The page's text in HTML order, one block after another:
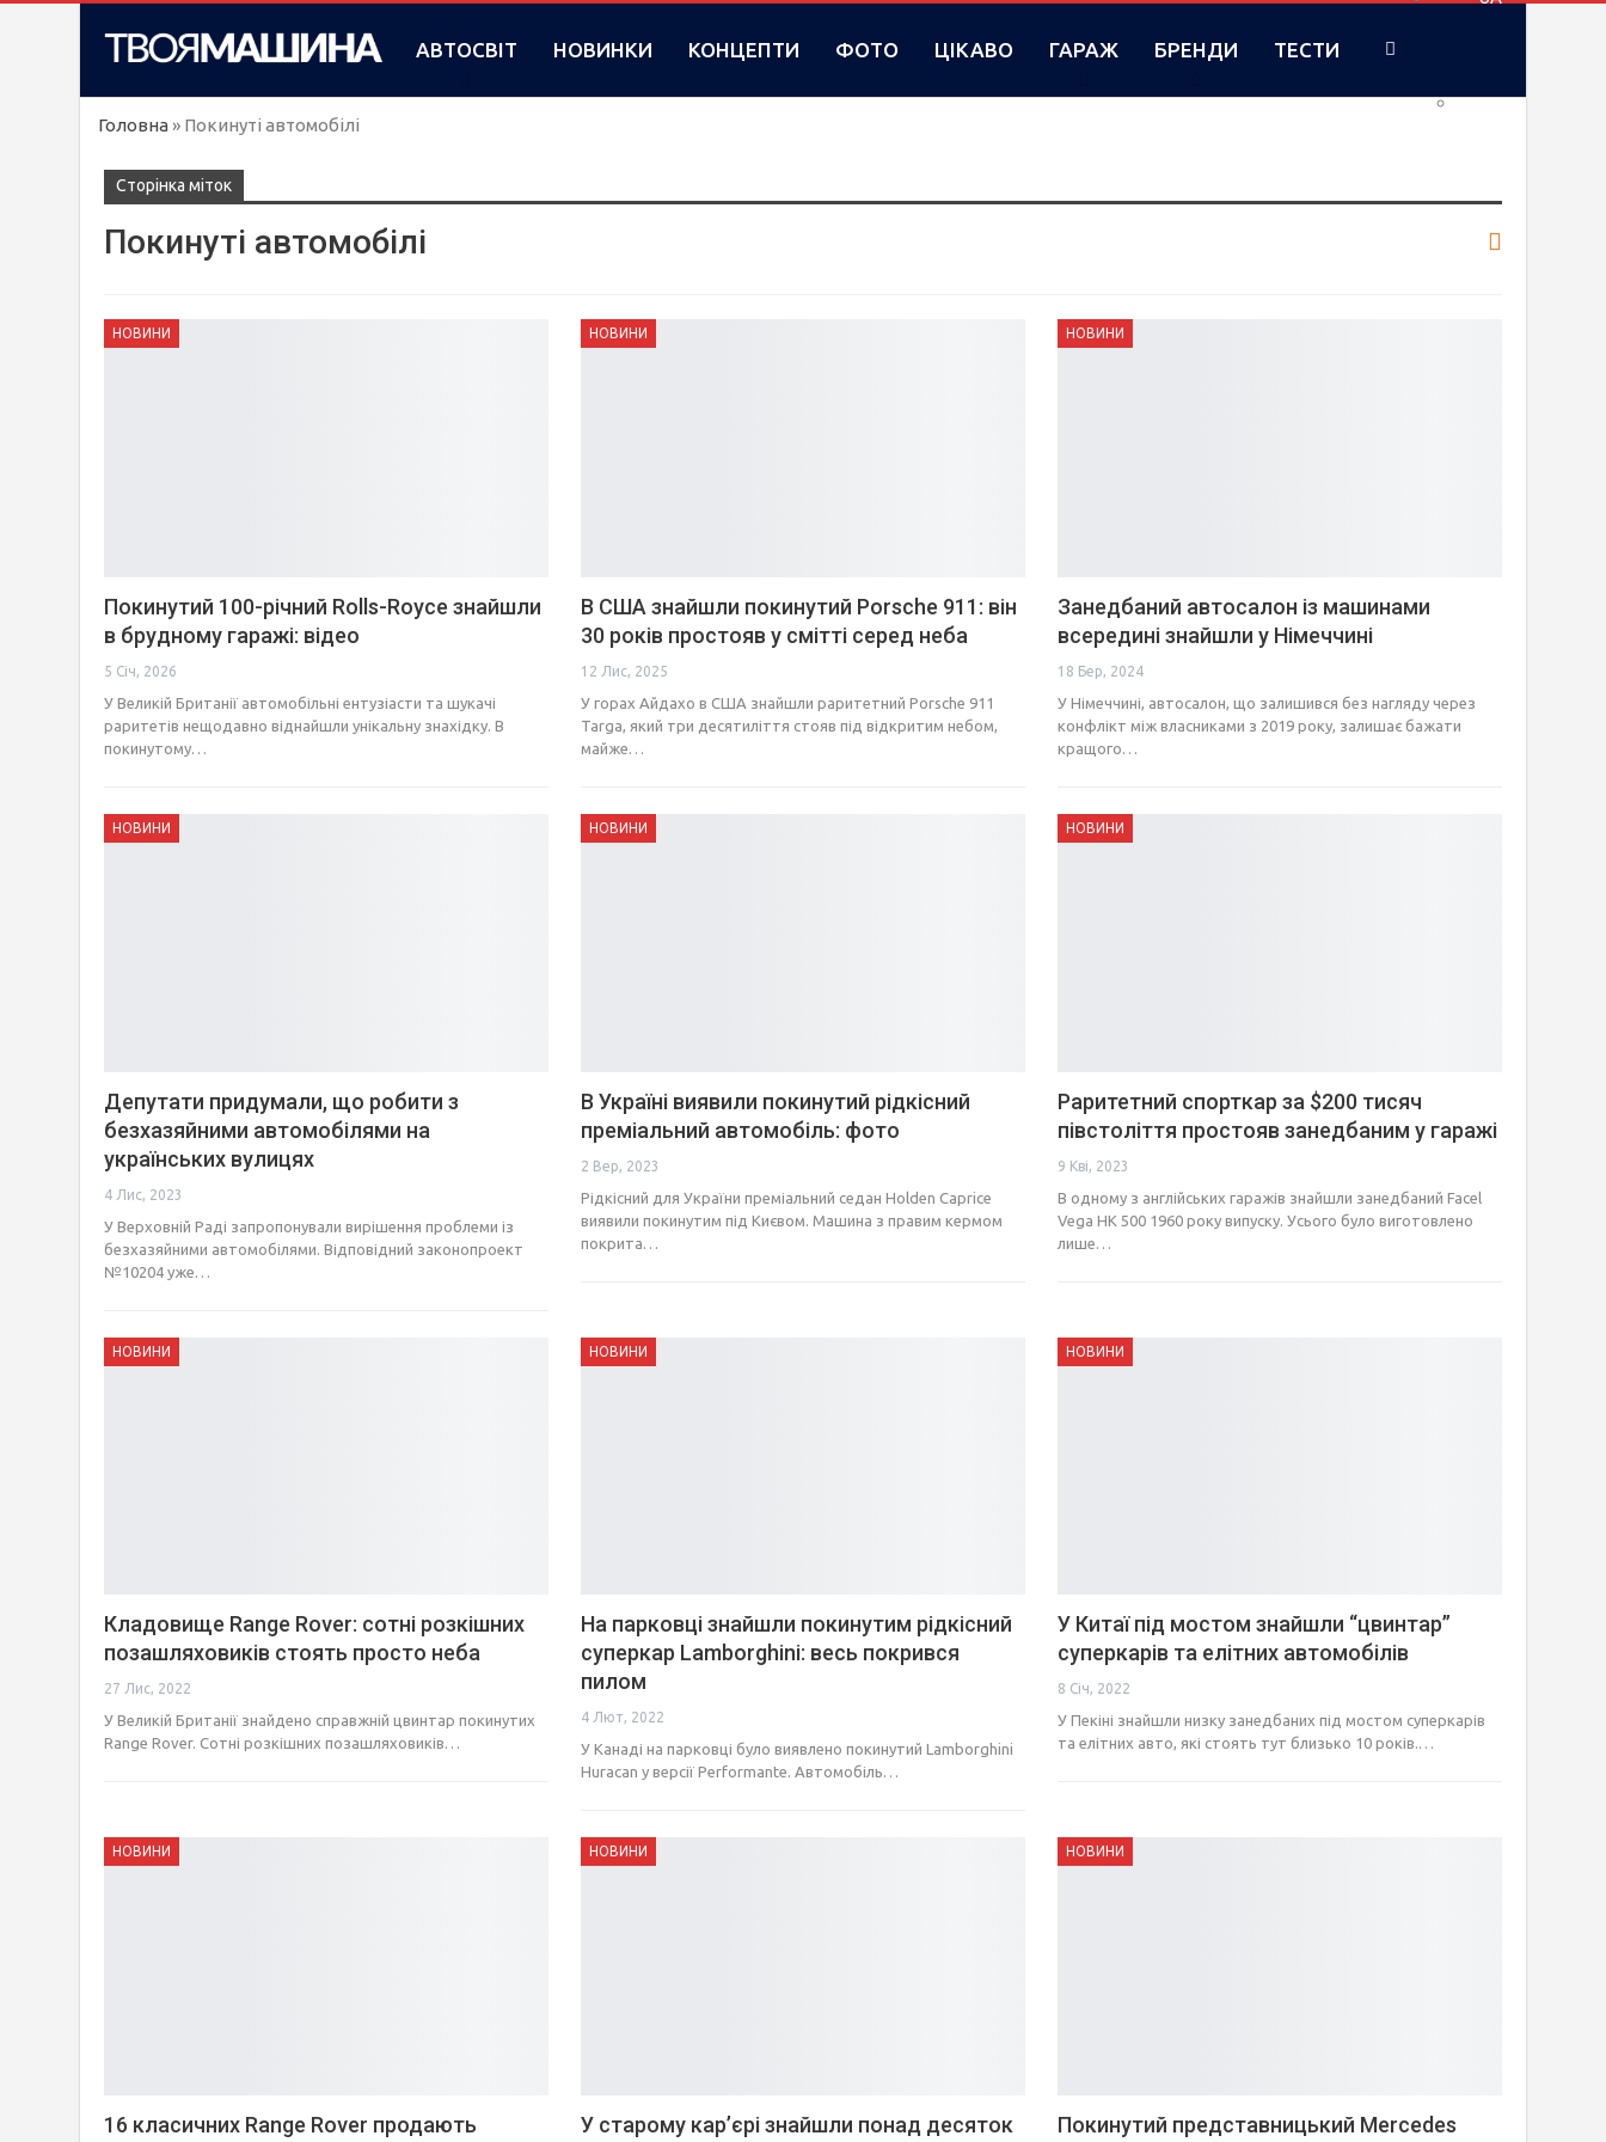
RU
АВТОСВІТ НОВИНКИ КОНЦЕПТИ ФОТО ЦІКАВО ГАРАЖ БРЕНДИ ТЕСТИ
Головна » Покинуті автомобілі
Сторінка міток
Покинуті автомобілі
НОВИНИ
Покинутий 100-річний Rolls-Royce знайшли
в брудному гаражі: відео
5 Січ, 2026
У Великій Британії автомобільні ентузіасти та шукачі
раритетів нещодавно віднайшли унікальну знахідку. В
покинутому…
НОВИНИ
В США знайшли покинутий Porsche 911: він
30 років простояв у смітті серед неба
12 Лис, 2025
У горах Айдахо в США знайшли раритетний Porsche 911
Targa, який три десятиліття стояв під відкритим небом,
майже…
НОВИНИ
Занедбаний автосалон із машинами
всередині знайшли у Німеччині
18 Бер, 2024
У Німеччині, автосалон, що залишився без нагляду через
конфлікт між власниками з 2019 року, залишає бажати
кращого…
НОВИНИ
Депутати придумали, що робити з
безхазяйними автомобілями на
українських вулицях
4 Лис, 2023
У Верховній Раді запропонували вирішення проблеми із
безхазяйними автомобілями. Відповідний законопроект
№10204 уже…
НОВИНИ
В Україні виявили покинутий рідкісний
преміальний автомобіль: фото
2 Вер, 2023
Рідкісний для України преміальний седан Holden Caprice
виявили покинутим під Києвом. Машина з правим кермом
покрита…
НОВИНИ
Раритетний спорткар за $200 тисяч
півстоліття простояв занедбаним у гаражі
9 Кві, 2023
В одному з англійських гаражів знайшли занедбаний Facel
Vega HK 500 1960 року випуску. Усього було виготовлено
лише…
НОВИНИ
Кладовище Range Rover: сотні розкішних
позашляховиків стоять просто неба
27 Лис, 2022
У Великій Британії знайдено справжній цвинтар покинутих
Range Rover. Сотні розкішних позашляховиків…
НОВИНИ
На парковці знайшли покинутим рідкісний
суперкар Lamborghini: весь покрився
пилом
4 Лют, 2022
У Канаді на парковці було виявлено покинутий Lamborghini
Huracan у версії Performante. Автомобіль…
НОВИНИ
У Китаї під мостом знайшли “цвинтар”
суперкарів та елітних автомобілів
8 Січ, 2022
У Пекіні знайшли низку занедбаних під мостом суперкарів
та елітних авто, які стоять тут близько 10 років.…
НОВИНИ
16 класичних Range Rover продають
НОВИНИ
У старому кар’єрі знайшли понад десяток
НОВИНИ
Покинутий представницький Mercedes